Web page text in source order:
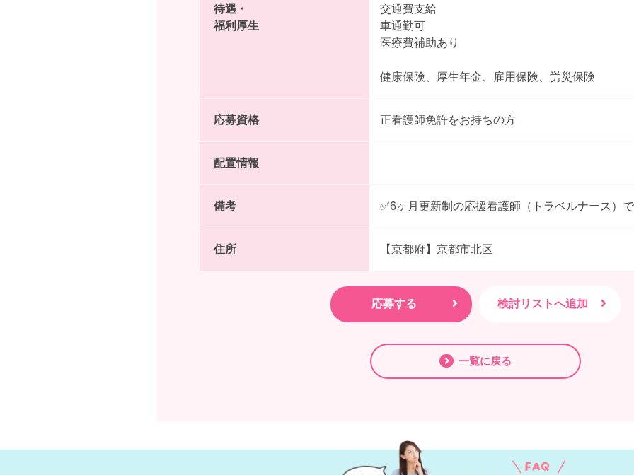
待遇・
福利厚生
交通費支給
車通勤可
医療費補助あり
健康保険、厚生年金、雇用保険、労災保険
応募資格 正看護師免許をお持ちの方
配置情報
備考 ✅6ヶ月更新制の応援看護師（トラベルナース）
住所 【京都府】京都市北区
一覧に戻る